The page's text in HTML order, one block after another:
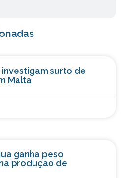
surto de
Malta
ganha peso
produção de